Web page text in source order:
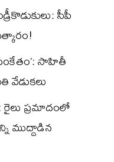
సీపీ
సాహితీ
వేడుకలు
ప్రమాదంలో
ముద్దాడిన